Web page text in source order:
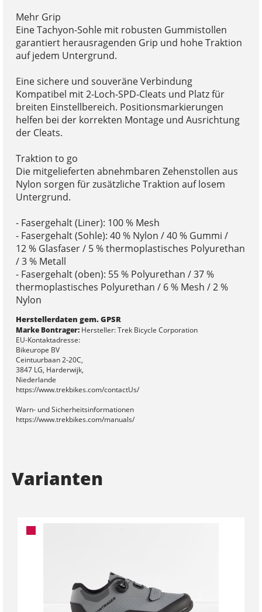
Mehr Grip
Eine Tachyon-Sohle mit robusten Gummistollen
garantiert herausragenden Grip und hohe Traktion
auf jedem Untergrund.
Eine sichere und souveräne Verbindung
Kompatibel mit 2-Loch-SPD-Cleats und Platz für
breiten Einstellbereich. Positionsmarkierungen
helfen bei der korrekten Montage und Ausrichtung
der Cleats.
Traktion to go
Die mitgelieferten abnehmbaren Zehenstollen aus
Nylon sorgen für zusätzliche Traktion auf losem
Untergrund.
- Fasergehalt (Liner): 100 % Mesh
- Fasergehalt (Sohle): 40 % Nylon / 40 % Gummi /
12 % Glasfaser / 5 % thermoplastisches Polyurethan
/ 3 % Metall
- Fasergehalt (oben): 55 % Polyurethan / 37 %
thermoplastisches Polyurethan / 6 % Mesh / 2 %
Nylon
Herstellerdaten gem. GPSR
Marke Bontrager:Hersteller: Trek Bicycle Corporation
EU-Kontaktadresse:
Bikeurope BV
Ceintuurbaan 2-20C,
3847 LG, Harderwijk,
Niederlande
https://www.trekbikes.com/contactUs/
Warn- und Sicherheitsinformationen
https://www.trekbikes.com/manuals/
Varianten